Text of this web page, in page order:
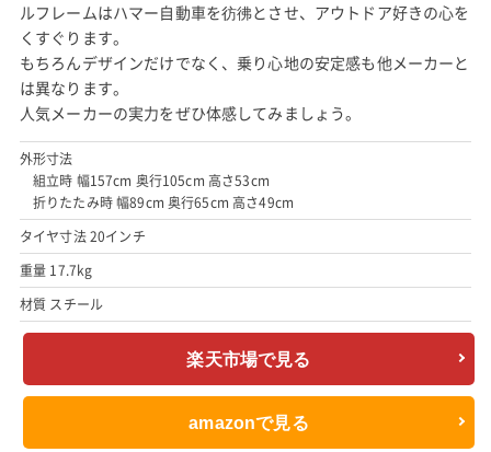
ルフレームはハマー自動車を彷彿とさせ、アウトドア好きの心を
くすぐります。
もちろんデザインだけでなく、乗り心地の安定感も他メーカーと
は異なります。
人気メーカーの実力をぜひ体感してみましょう。
外形寸法
組立時 幅157cm 奥行105cm 高さ53cm
折りたたみ時 幅89cm 奥行65cm 高さ49cm
タイヤ寸法 20インチ
重量 17.7kg
材質 スチール
楽天市場で見る
amazonで見る